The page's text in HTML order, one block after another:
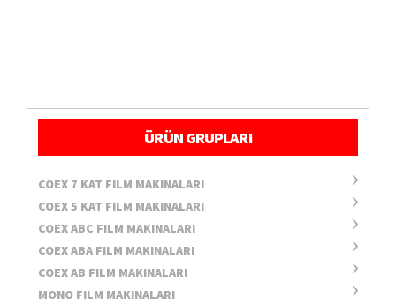
ÜRÜN GRUPLARI
COEX 7 KAT FILM MAKINALARI
COEX 5 KAT FILM MAKINALARI
COEX ABC FILM MAKINALARI
COEX ABA FILM MAKINALARI
COEX AB FILM MAKINALARI
MONO FILM MAKINALARI